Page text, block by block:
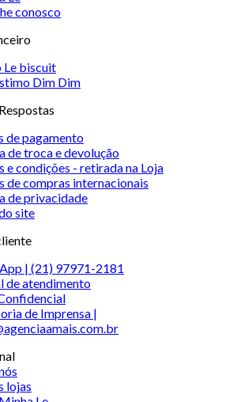
conosco
Le biscuit
Dim Dim
de pagamento
de troca e devolução
e condições - retirada na Loja
de compras internacionais
de privacidade
site
| (21) 97971-2181
de atendimento
de Imprensa |
lojas